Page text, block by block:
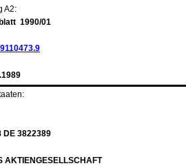
A2:
1990/01
DE 3822389
AKTIENGESELLSCHAFT